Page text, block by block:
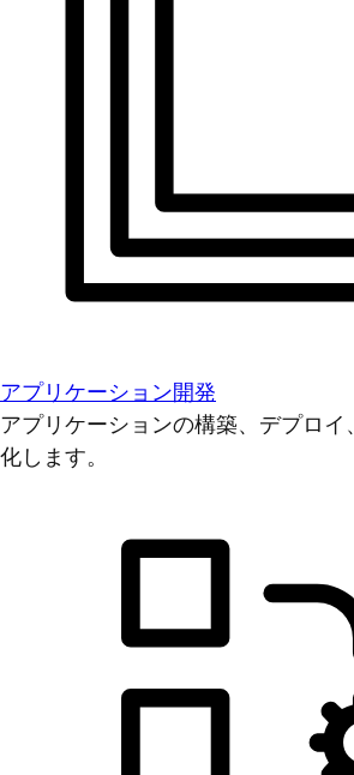
アプリケーション開発
アプリケーションの構築、デプロイ
化します。